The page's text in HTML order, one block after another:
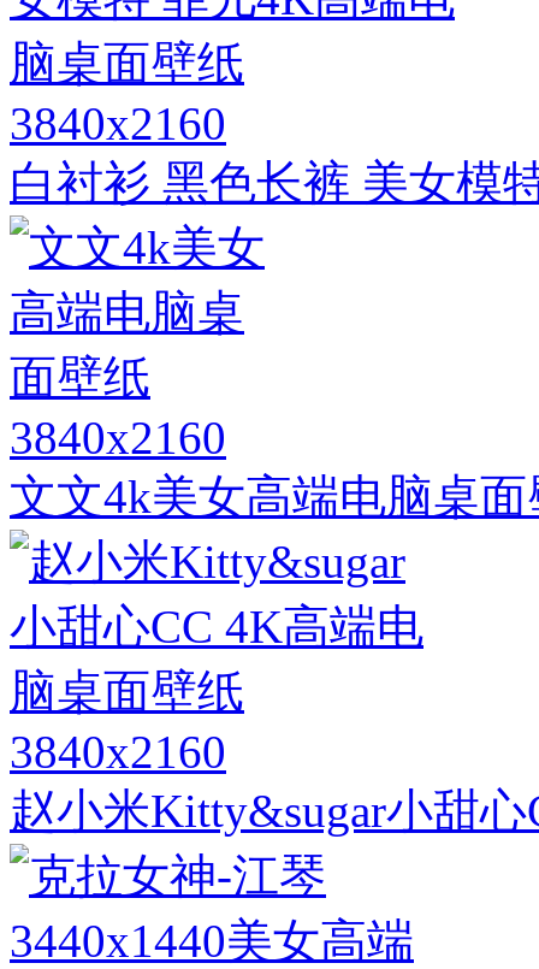
3840x2160
白衬衫 黑色长裤 美女模
3840x2160
文文4k美女高端电脑桌面
3840x2160
赵小米Kitty&sugar小甜